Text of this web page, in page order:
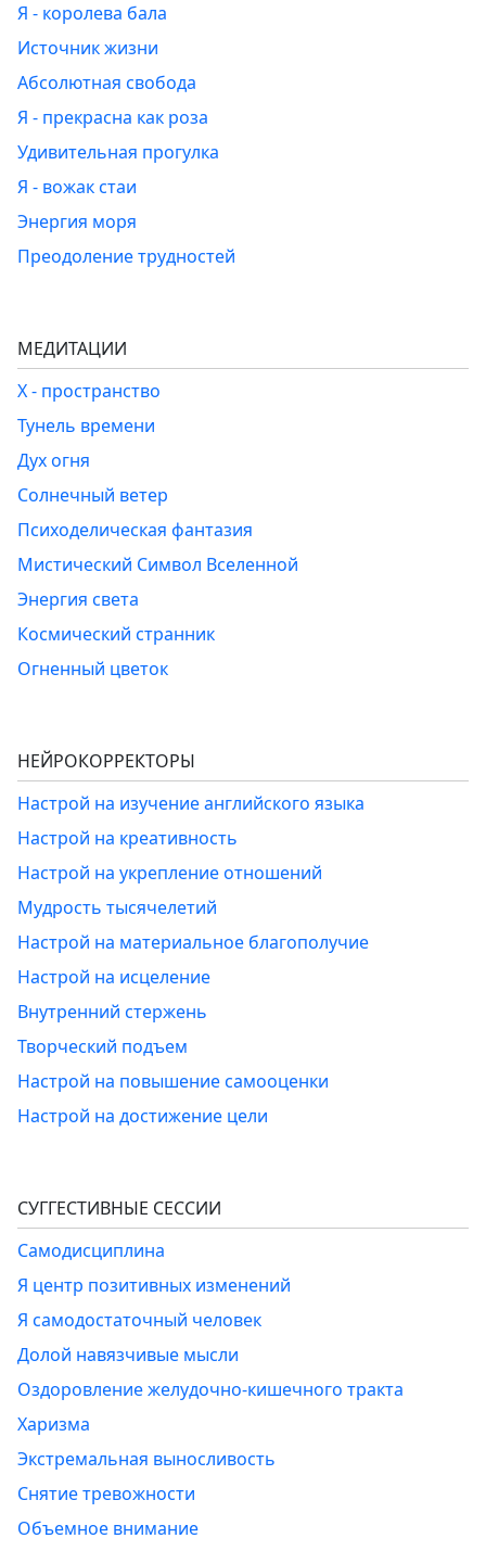
Я - королева бала
Источник жизни
Абсолютная свобода
Я - прекрасна как роза
Удивительная прогулка
Я - вожак стаи
Энергия моря
Преодоление трудностей
МЕДИТАЦИИ
Х - пространство
Тунель времени
Дух огня
Солнечный ветер
Психоделическая фантазия
Мистический Символ Вселенной
Энергия света
Космический странник
Огненный цветок
НЕЙРОКОРРЕКТОРЫ
Настрой на изучение английского языка
Настрой на креативность
Настрой на укрепление отношений
Мудрость тысячелетий
Настрой на материальное благополучие
Настрой на исцеление
Внутренний стержень
Творческий подъем
Настрой на повышение самооценки
Настрой на достижение цели
СУГГЕСТИВНЫЕ СЕССИИ
Самодисциплина
Я центр позитивных изменений
Я самодостаточный человек
Долой навязчивые мысли
Оздоровление желудочно-кишечного тракта
Харизма
Экстремальная выносливость
Снятие тревожности
Объемное внимание